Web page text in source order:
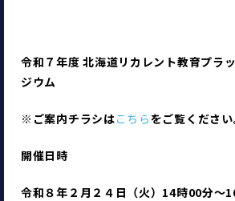
令和７年度 北海道リカレント教育プラ
ジウム
※ご案内チラシはこちらをご覧ください
開催日時
令和８年２月２４日（火）14時00分～